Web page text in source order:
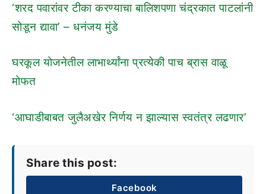
‘शरद पवारांवर टीका करण्याचा बालिशपणा चंद्रकात पाटलांनी
सोडून द्यावा’ – धनंजय मुंडे
घरकूल योजनेतील लाभार्थ्यांना प्रत्येकी पाच ब्रास वाळू
मोफत
‘आघाडीबाबत जुलैअखेर निर्णय न झाल्यास स्वतंत्र लढणार’
Share this post:
Facebook